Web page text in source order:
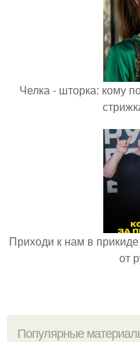
Челка - шторка: кому
Приходи к нам в
от
Популярные